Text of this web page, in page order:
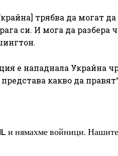
трябва да могат
си. И мога да разбера
е нападнала Украйна
какво да
и нямахме войници.